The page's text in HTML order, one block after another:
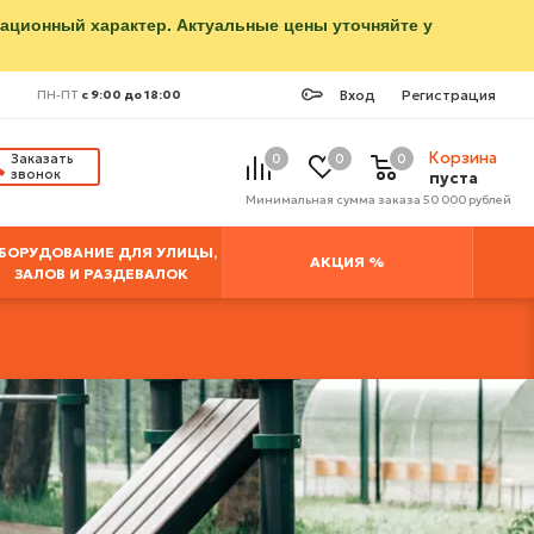
характер. Актуальные цены уточняйте у
Вход Регистрация
ПН-ПТ с 9:00 до 18:00
Заказать
звонок
0 0
Корзина
пуста
0
Минимальная сумма заказа 50 000 рублей
ДЛЯ УЛИЦЫ,
ЗАЛОВ И РАЗДЕВАЛОК
АКЦИЯ %